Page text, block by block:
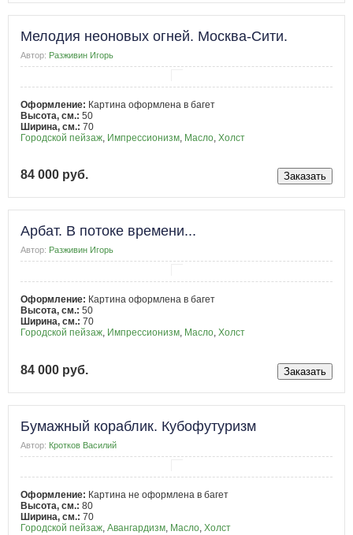
Мелодия неоновых огней. Москва-Сити.
Автор: Разживин Игорь
Оформление: Картина оформлена в багет
Высота, см.: 50
Ширина, см.: 70
Городской пейзаж, Импрессионизм, Масло, Холст
84 000 руб.
Арбат. В потоке времени...
Автор: Разживин Игорь
Оформление: Картина оформлена в багет
Высота, см.: 50
Ширина, см.: 70
Городской пейзаж, Импрессионизм, Масло, Холст
84 000 руб.
Бумажный кораблик. Кубофутуризм
Автор: Кротков Василий
Оформление: Картина не оформлена в багет
Высота, см.: 80
Ширина, см.: 70
Городской пейзаж, Авангардизм, Масло, Холст